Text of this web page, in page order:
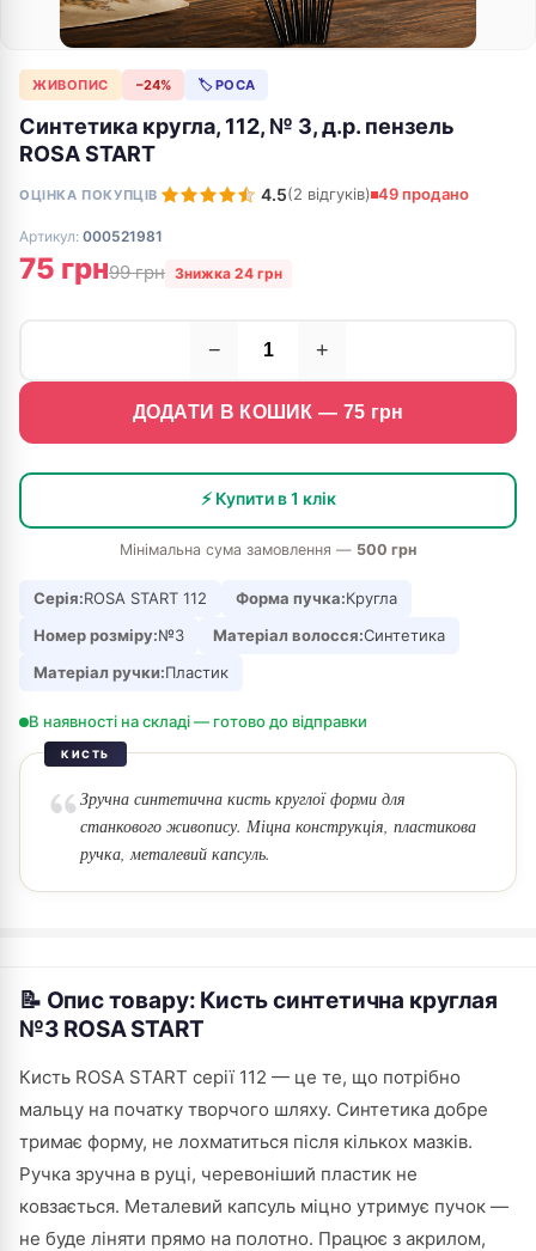
ЖИВОПИС −24% 🏷 РОСА
Синтетика кругла, 112, № 3, д.р. пензель
ROSA START
ОЦІНКА ПОКУПЦІВ 4.5(2 відгуків) 49 продано
Артикул: 000521981
75 грн99 грн Знижка 24 грн
− +
ДОДАТИ В КОШИК — 75 грн
⚡ Купити в 1 клік
Мінімальна сума замовлення — 500 грн
Серія:ROSA START 112 Форма пучка:Кругла
Номер розміру:№3 Матеріал волосся:Синтетика
Матеріал ручки:Пластик
В наявності на складі — готово до відправки
КИСТЬ
Зручна синтетична кисть круглої форми для
станкового живопису. Міцна конструкція, пластикова
ручка, металевий капсуль.
📝 Опис товару: Кисть синтетична круглая
№3 ROSA START
Кисть ROSA START серії 112 — це те, що потрібно
мальцу на початку творчого шляху. Синтетика добре
тримає форму, не лохматиться після кількох мазків.
Ручка зручна в руці, черевоніший пластик не
ковзається. Металевий капсуль міцно утримує пучок —
не буде ліняти прямо на полотно. Працює з акрилом,